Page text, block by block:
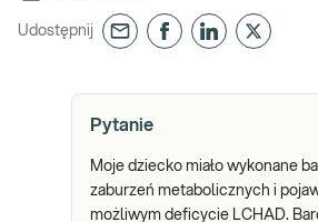
Udostępnij
Pytanie
Moje dziecko miało wykonane
zaburzeń metabolicznych i
możliwym deficycie LCHAD.